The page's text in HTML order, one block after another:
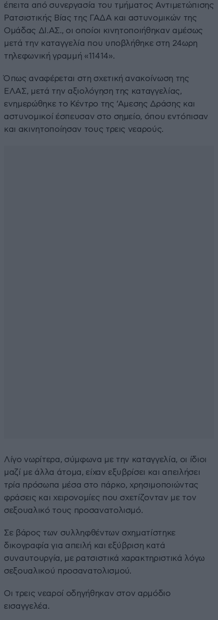
έπειτα από συνεργασία του τμήματος Αντιμετώπισης
Ρατσιστικής Βίας της ΓΑΔΑ και αστυνομικών της
Ομάδας ΔΙ.ΑΣ., οι οποίοι κινητοποιήθηκαν αμέσως
μετά την καταγγελία που υποβλήθηκε στη 24ωρη
τηλεφωνική γραμμή «11414».
Όπως αναφέρεται στη σχετική ανακοίνωση της
ΕΛΑΣ, μετά την αξιολόγηση της καταγγελίας,
ενημερώθηκε το Κέντρο της ‘Αμεσης Δράσης και
αστυνομικοί έσπευσαν στο σημείο, όπου εντόπισαν
και ακινητοποίησαν τους τρεις νεαρούς.
Λίγο νωρίτερα, σύμφωνα με την καταγγελία, οι ίδιοι
μαζί με άλλα άτομα, είχαν εξυβρίσει και απειλήσει
τρία πρόσωπα μέσα στο πάρκο, χρησιμοποιώντας
φράσεις και χειρονομίες που σχετίζονταν με τον
σεξουαλικό τους προσανατολισμό.
Σε βάρος των συλληφθέντων σχηματίστηκε
δικογραφία για απειλή και εξύβριση κατά
συναυτουργία, με ρατσιστικά χαρακτηριστικά λόγω
σεξουαλικού προσανατολισμού.
Οι τρεις νεαροί οδηγήθηκαν στον αρμόδιο
εισαγγελέα.